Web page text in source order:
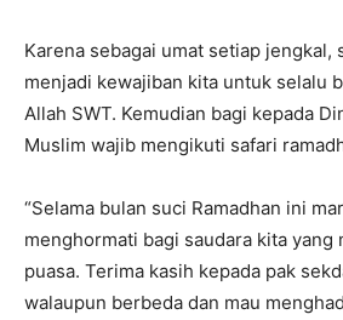
Karena sebagai umat setiap jengkal,
menjadi kewajiban kita untuk selalu
Allah SWT. Kemudian bagi kepada
Muslim wajib mengikuti safari
“Selama bulan suci Ramadhan ini
menghormati bagi saudara kita yang
puasa. Terima kasih kepada pak
walaupun berbeda dan mau